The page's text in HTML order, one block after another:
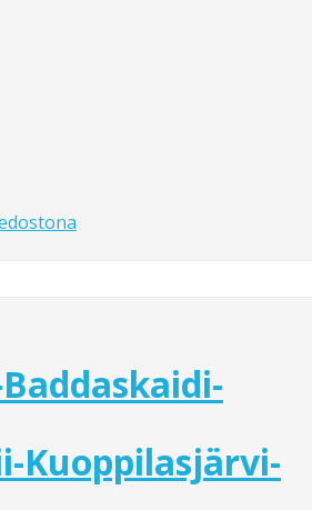
Kuoppilasjärvi-